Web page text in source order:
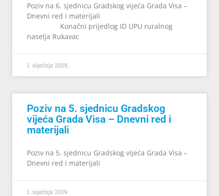
Poziv na 6. sjednicu Gradskog vijeća Grada Visa –
Dnevni red i materijali
Konačni prijedlog ID UPU ruralnog
naselja Rukavac
1. siječnja 2019.
Poziv na 5. sjednicu Gradskog
vijeća Grada Visa – Dnevni red i
materijali
Poziv na 5. sjednicu Gradskog vijeća Grada Visa –
Dnevni red i materijali
1. siječnja 2019.